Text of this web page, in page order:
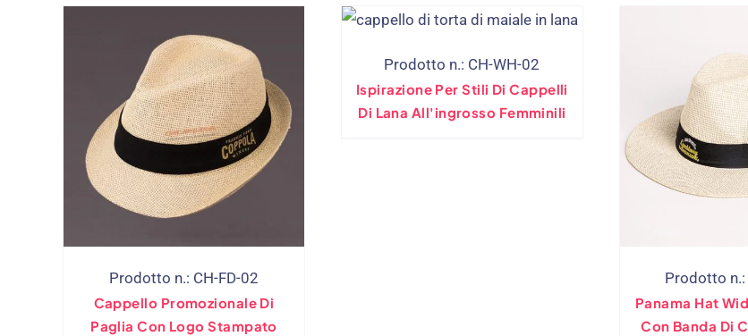
Prodotto n.: CH-FD-02
Cappello Promozionale Di
Paglia Con Logo Stampato
Prodotto n.: CH-WH-02
Ispirazione Per Stili Di Cappelli
Di Lana All'ingrosso Femminili
Prodotto n.:
Panama Hat
Con Banda Di